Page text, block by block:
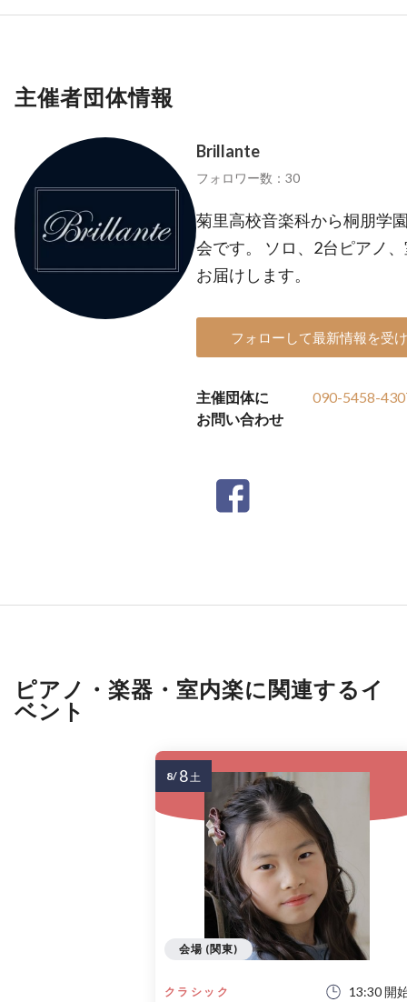
主催者団体情報
Brillante
フォロワー数：30
菊里高校音楽科から桐朋学
会です。 ソロ、2台ピアノ
お届けします。
フォローして最新情報を受
主催団体に
お問い合わせ
090-5458-
ピアノ・楽器・室内楽に関連するイ
ベント
クラシック 13:30 開
会場 (関東)
8/ 8土